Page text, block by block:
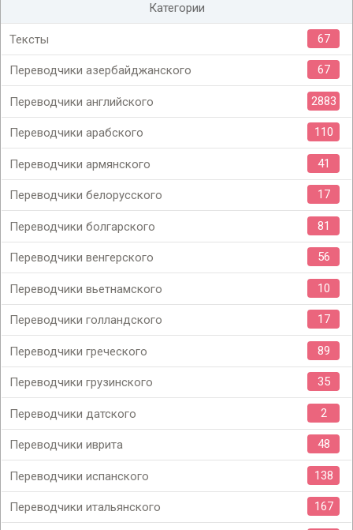
Категории
Тексты 67
Переводчики азербайджанского 67
Переводчики английского 2883
Переводчики арабского 110
Переводчики армянского 41
Переводчики белорусского 17
Переводчики болгарского 81
Переводчики венгерского 56
Переводчики вьетнамского 10
Переводчики голландского 17
Переводчики греческого 89
Переводчики грузинского 35
Переводчики датского 2
Переводчики иврита 48
Переводчики испанского 138
Переводчики итальянского 167